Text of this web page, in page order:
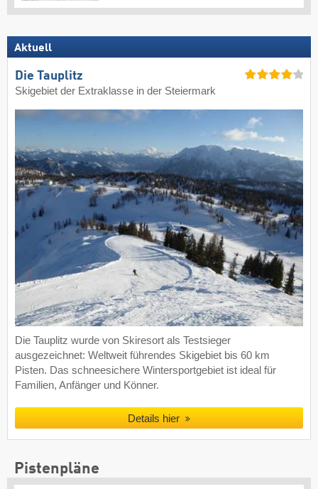
Aktuell
Die Tauplitz
Skigebiet der Extraklasse in der Steiermark
Die Tauplitz wurde von Skiresort als Testsieger
ausgezeichnet: Weltweit führendes Skigebiet bis 60 km
Pisten. Das schneesichere Wintersportgebiet ist ideal für
Familien, Anfänger und Könner.
Details hier
Pistenpläne